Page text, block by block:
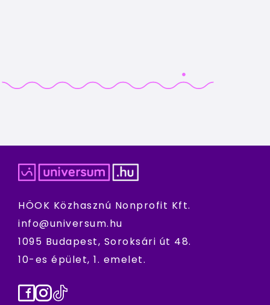
HÖOK Közhasznú Nonprofit Kft.
info@universum.hu
1095 Budapest, Soroksári út 48.
10-es épület, 1. emelet.
Facebook
Instagram
TikTok